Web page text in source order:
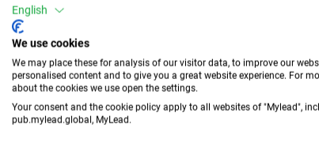
انضم إلينا واختر الحملة
المثالية
كن واحدًا من مستخدمي MyLead واختر
English
We use cookies
We may place these for analysis of our visitor data, to improve our
personalised content and to give you a great website experience. For
about the cookies we use open the settings.
Your consent and the cookie policy apply to all websites of "Mylead",
pub.mylead.global, MyLead.